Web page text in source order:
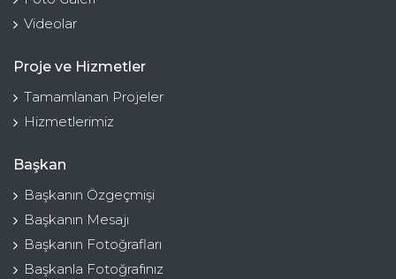
Videolar
Proje ve Hizmetler
Tamamlanan Projeler
Hizmetlerimiz
Başkan
Başkanın Özgeçmişi
Başkanın Mesajı
Başkanın Fotoğrafları
Başkanla Fotoğrafınız